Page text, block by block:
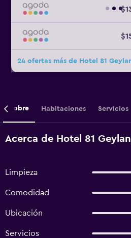
24 ofertas más de Hotel 81
Sobre Habitaciones Servicios
Acerca de Hotel 81
Limpieza
Comodidad
Ubicación
Servicios